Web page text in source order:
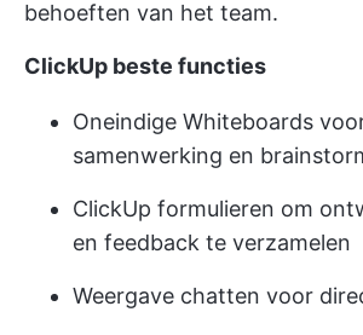
behoeften van het team.
ClickUp beste functies
Oneindige Whiteboards
samenwerking en
ClickUp formulieren om
en feedback te verzamelen
Weergave chatten voor